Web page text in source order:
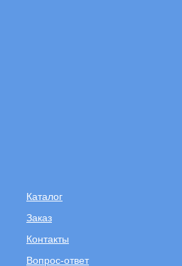
Каталог
Заказ
Контакты
Вопрос-ответ